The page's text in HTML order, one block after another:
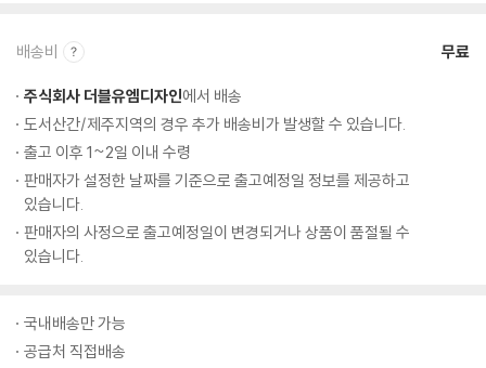
배송비 무료
주식회사 더블유엠디자인에서 배송
도서산간/제주지역의 경우 추가 배송비가 발생할 수 있습니다.
출고 이후 1~2일 이내 수령
판매자가 설정한 날짜를 기준으로 출고예정일 정보를 제공하고
있습니다.
판매자의 사정으로 출고예정일이 변경되거나 상품이 품절될 수
있습니다.
국내배송만 가능
공급처 직접배송